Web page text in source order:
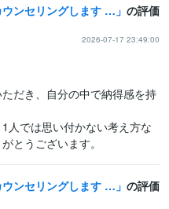
経験者が夫婦関係・離婚の心理カウンセリングします 修復？離婚？再婚？人生の岐路に悩むあなたをサポートします の評価
2026-07-17 23:49:00
だき、自分の中で納得感を持
人では思い付かない考え方な
とうございます。
経験者が夫婦関係・離婚の心理カウンセリングします 修復？離婚？再婚？人生の岐路に悩むあなたをサポートします の評価